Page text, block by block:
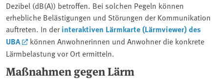
Dezibel (dB(A)) betroffen. Bei solchen Pegeln können
erhebliche Belästigungen und Störungen der Kommunikation
auftreten. In derinteraktiven Lärmkarte (Lärmviewer) des
UBA
können Anwohnerinnen und Anwohner die konkrete
Lärmbelastung vor Ort ermitteln.
Maßnahmen gegen Lärm